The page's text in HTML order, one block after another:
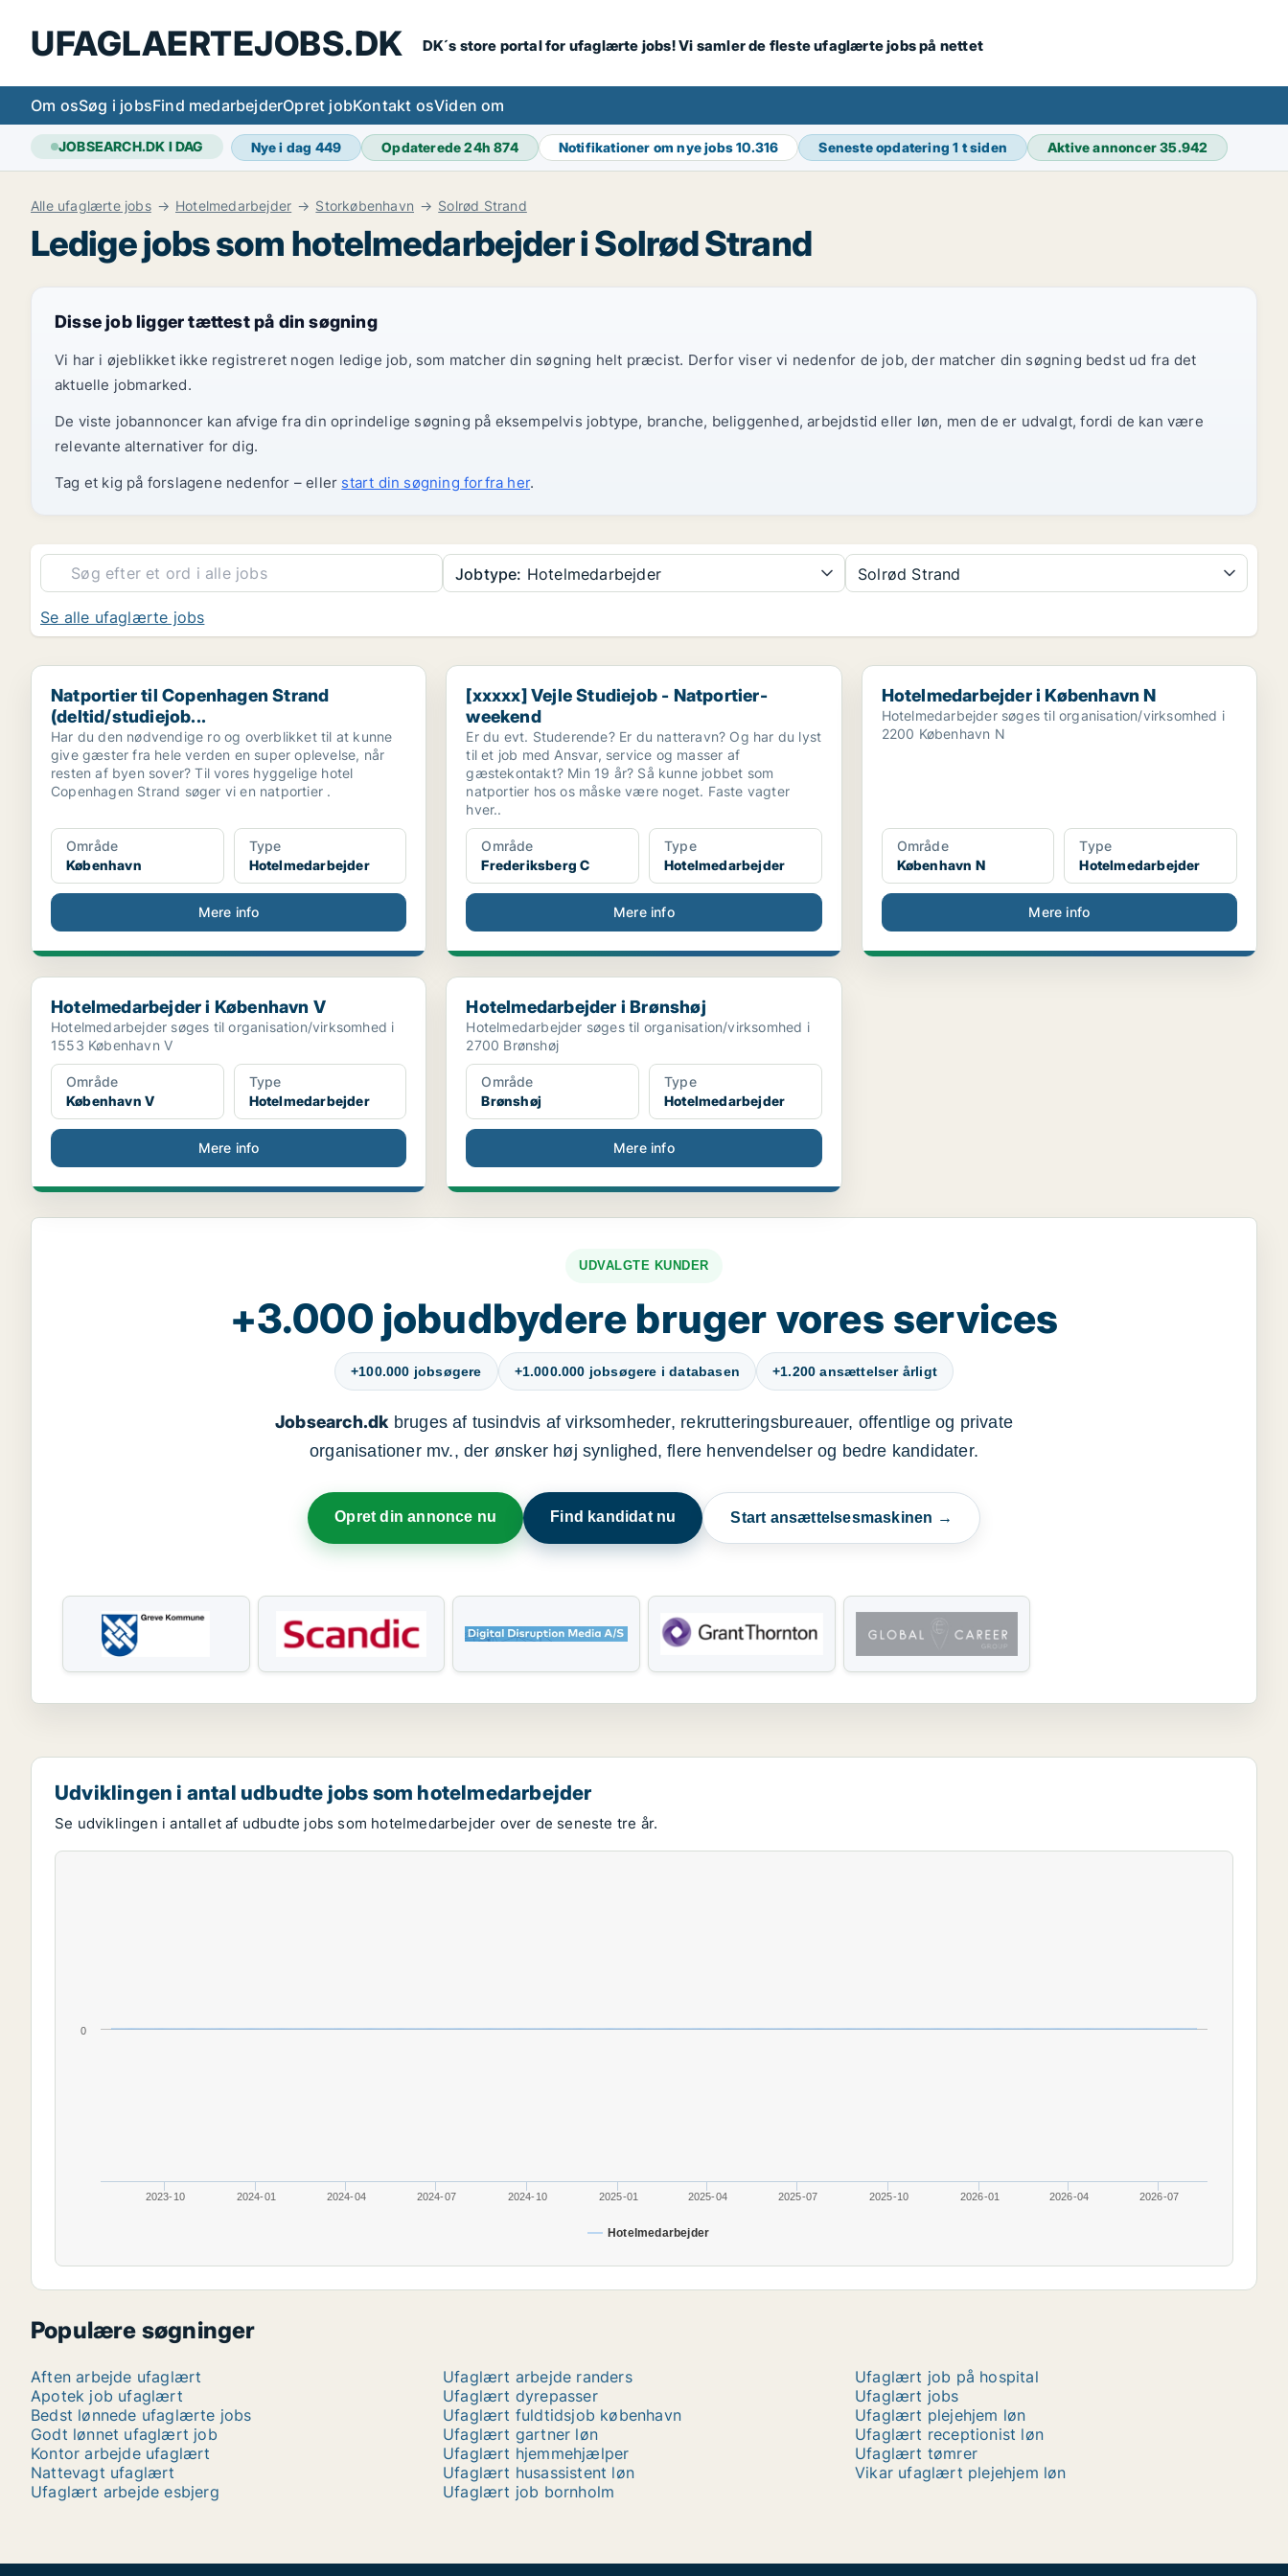
UFAGLAERTEJOBS.DK DK´s store portal for ufaglærte jobs! Vi samler de fleste ufaglærte jobs på nettet
Om osSøg i jobsFind medarbejderOpret jobKontakt osViden om
JOBSEARCH.DK I DAG Nye i dag 449 Opdaterede 24h874 Notifikationer om nye jobs10.316 Seneste opdatering1 t siden Aktive annoncer35.942
Alle ufaglærte jobs Hotelmedarbejder Storkøbenhavn Solrød Strand
Ledige jobs som hotelmedarbejder i Solrød Strand
Disse job ligger tættest på din søgning
Vi har i øjeblikket ikke registreret nogen ledige job, som matcher din søgning helt præcist. Derfor viser vi nedenfor de job, der matcher din søgning bedst ud fra det
aktuelle jobmarked.
De viste jobannoncer kan afvige fra din oprindelige søgning på eksempelvis jobtype, branche, beliggenhed, arbejdstid eller løn, men de er udvalgt, fordi de kan være
relevante alternativer for dig.
Tag et kig på forslagene nedenfor – eller start din søgning forfra her.
Jobtype: Hotelmedarbejder Solrød Strand
Se alle ufaglærte jobs
Natportier til Copenhagen Strand (deltid/studiejob...
Natportier til Copenhagen Strand
(deltid/studiejob...
Har du den nødvendige ro og overblikket til at kunne
give gæster fra hele verden en super oplevelse, når
resten af byen sover? Til vores hyggelige hotel
Copenhagen Strand søger vi en natportier .
Område
København
Type
Hotelmedarbejder
Mere info
[xxxxx] Vejle Studiejob - Natportier- weekend
[xxxxx] Vejle Studiejob - Natportier-
weekend
Er du evt. Studerende? Er du natteravn? Og har du lyst
til et job med Ansvar, service og masser af
gæstekontakt? Min 19 år? Så kunne jobbet som
natportier hos os måske være noget. Faste vagter
hver..
Område
Frederiksberg C
Type
Hotelmedarbejder
Mere info
Hotelmedarbejder i København N
Hotelmedarbejder i København N
Hotelmedarbejder søges til organisation/virksomhed i
2200 København N
Område
København N
Type
Hotelmedarbejder
Mere info
Hotelmedarbejder i København V
Hotelmedarbejder i København V
Hotelmedarbejder søges til organisation/virksomhed i
1553 København V
Område
København V
Type
Hotelmedarbejder
Mere info
Hotelmedarbejder i Brønshøj
Hotelmedarbejder i Brønshøj
Hotelmedarbejder søges til organisation/virksomhed i
2700 Brønshøj
Område
Brønshøj
Type
Hotelmedarbejder
Mere info
UDVALGTE KUNDER
+3.000 jobudbydere bruger vores services
+100.000 jobsøgere +1.000.000 jobsøgere i databasen +1.200 ansættelser årligt
Jobsearch.dkbruges af tusindvis af virksomheder, rekrutteringsbureauer, offentlige og private
organisationer mv., der ønsker høj synlighed, flere henvendelser og bedre kandidater.
Opret din annonce nu Find kandidat nu Start ansættelsesmaskinen →
Udviklingen i antal udbudte jobs som hotelmedarbejder
Se udviklingen i antallet af udbudte jobs som hotelmedarbejder over de seneste tre år.
Hotelmedarbejder
2023-10 2024-01 2024-04 2024-07 2024-10 2025-01 2025-04 2025-07 2025-10 2026-01 2026-04 2026-07
0
Populære søgninger
Aften arbejde ufaglært
Apotek job ufaglært
Bedst lønnede ufaglærte jobs
Godt lønnet ufaglært job
Kontor arbejde ufaglært
Nattevagt ufaglært
Ufaglært arbejde esbjerg
Ufaglært arbejde randers
Ufaglært dyrepasser
Ufaglært fuldtidsjob københavn
Ufaglært gartner løn
Ufaglært hjemmehjælper
Ufaglært husassistent løn
Ufaglært job bornholm
Ufaglært job på hospital
Ufaglært jobs
Ufaglært plejehjem løn
Ufaglært receptionist løn
Ufaglært tømrer
Vikar ufaglært plejehjem løn